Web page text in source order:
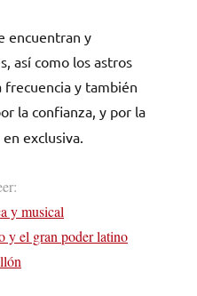
encuentran y
así como los astros
frecuencia y también
la confianza, y por la
exclusiva.
y musical
y el gran poder latino